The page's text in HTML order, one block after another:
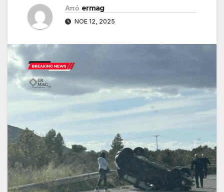
Από ermag
ΝΟΈ 12, 2025